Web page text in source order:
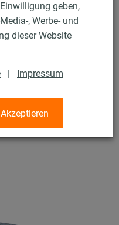
geben,
, Werbe- und
dieser Website
| Impressum
Akzeptieren
Unterlegscheiben
verzinkt